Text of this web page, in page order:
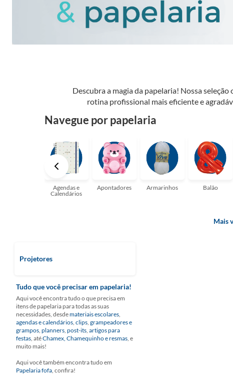
Descubra a magia da papelaria! Nossa
rotina profissional mais eficiente e
perfeito para suas
Navegue por papelaria
Agendas e
Calendários
Apontadores Armarinhos Balão
Mais
Projetores
Tudo que você precisar em papelaria!
Aqui você encontra tudo o que precisa em
itens de papelaria para todas as suas
necessidades, desdemateriais escolares,
agendas e calendários, clips, grampeadores e
grampos, planners, post-its, artigos para
festas, atéChamex, Chamequinho e resmas, e
muito mais!
Aqui você também encontra tudo em
Papelaria fofa, confira!